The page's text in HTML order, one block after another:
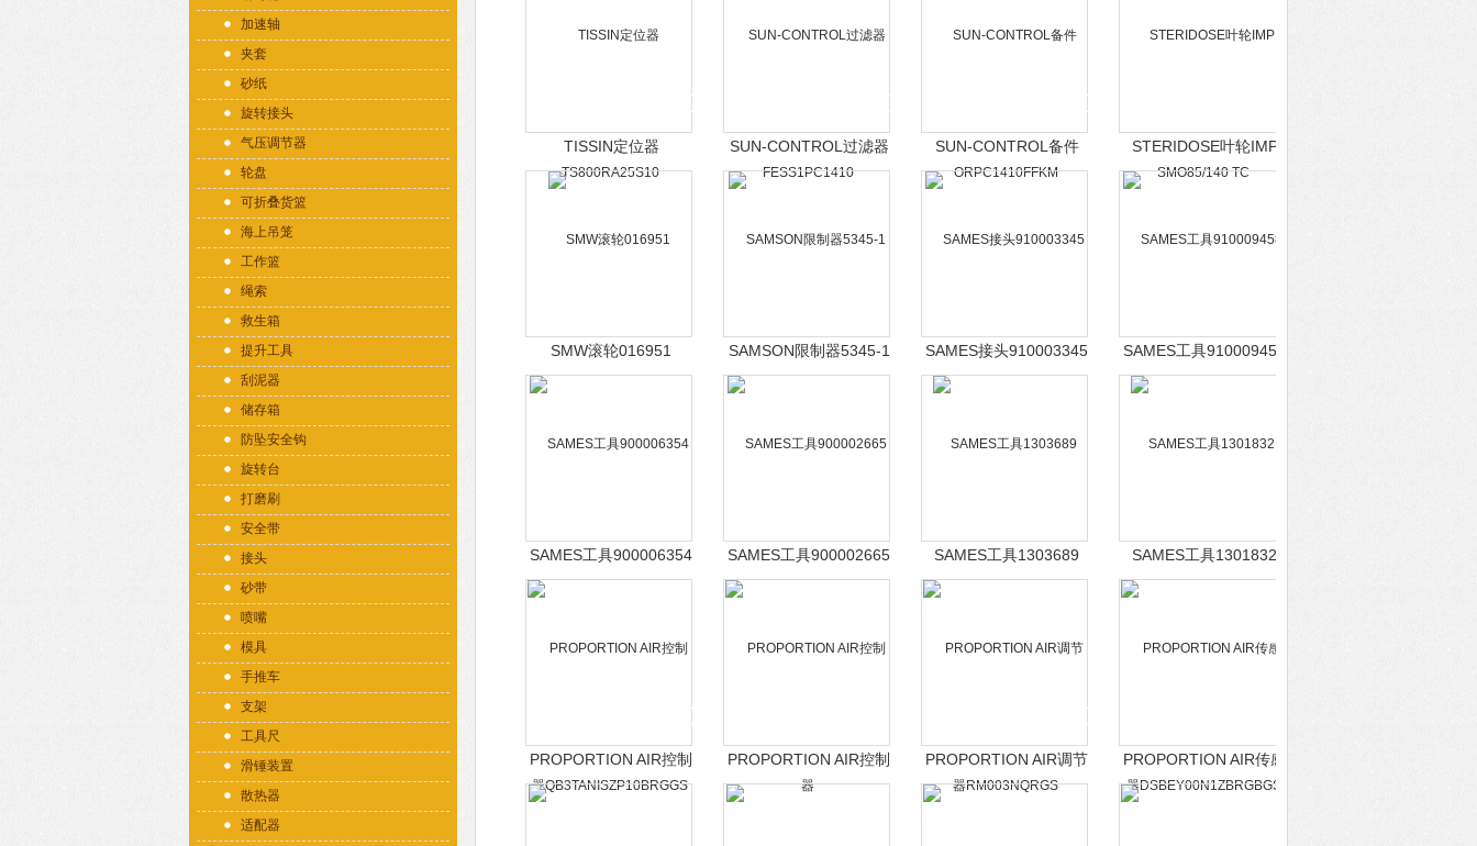
加速轴
夹套
砂纸
旋转接头
气压调节器
轮盘
可折叠货篮
海上吊笼
工作篮
绳索
救生箱
提升工具
刮泥器
储存箱
防坠安全钩
旋转台
打磨刷
安全带
接头
砂带
喷嘴
模具
手推车
支架
工具尺
滑锤装置
散热器
适配器
TISSIN定位器
TS800RA25S10
SUN-CONTROL过滤器
FESS1PC1410
SUN-CONTROL备件
ORPC1410FFKM
STERIDOSE叶轮IMP
SMO85/140 TC
SMW滚轮016951 SAMSON限制器5345-1 SAMES接头910003345 SAMES工具910009458
SAMES工具900006354 SAMES工具900002665 SAMES工具1303689 SAMES工具1301832
PROPORTION AIR控制
器
PROPORTION AIR控制
器
PROPORTION AIR调节
器RM003NQRGS
PROPORTION AIR传感
器